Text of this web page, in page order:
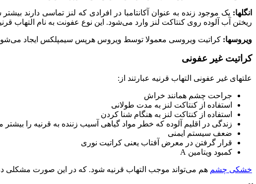
انگلها: یک موجود زنده به عنوان آکانتامبا در افرادی که لنز تماسی دارند
ریختن آب آلوده روی کنتاکت لنز وارد می‌شود. این نوع عفونت به نام التهاب
ویروسها: کراتیت ویروسی معمولا توسط ویروس هرپس سیمپلکس ایجاد می‌شود
کراتیت غیر عفونی
علتهای غیر عفونی التهاب قرنیه عبارتند از:
جراحت چشم همانند خراش
استفاده از کنتاکت لنز به مدت طولانی
استفاده از کنتاکت لنز به هنگام شنا کردن
زندگی در اقلیم آلوده که خطر مواد گیاهی آسیب زننده به قرنیه را بیشتر
ضعف سیستم ایمنی
قرار گرفتن در معرض آفتاب یعنی کراتیت نوری
کمبود ویتامین A
خشکی چشم هم می‌تواند موجب التهاب قرنیه شود. که در این صورت مشکلی